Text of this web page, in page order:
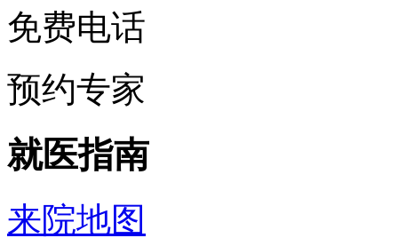
免费电话
预约专家
就医指南
来院地图